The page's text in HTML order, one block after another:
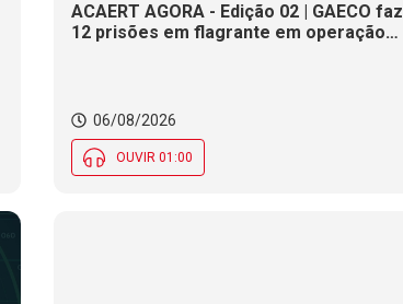
ACAERT AGORA - Edição 02 | GAECO faz
12 prisões em flagrante em operação
Evento debate tendências da indústria
nacional de cerâmica em SC
06/08/2026
OUVIR 01:00